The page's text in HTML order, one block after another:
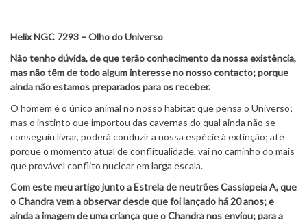
Helix NGC 7293 – Olho do Universo
Não tenho dúvida, de que terão conhecimento da nossa existência,
mas não têm de todo algum interesse no nosso contacto; porque
ainda não estamos preparados para os receber.
O homem é o único animal no nosso habitat que pensa o Universo;
mas o instinto que importou das cavernas do qual ainda não se
conseguiu livrar, poderá conduzir a nossa espécie à extinção; até
porque o momento atual de conflitualidade, vai no caminho do mais
que provável conflito nuclear em larga escala.
Com este meu artigo junto a Estrela de neutrões Cassiopeia A, que
o Chandra vem a observar desde que foi lançado há 20 anos; e
ainda a imagem de uma criança que o Chandra nos enviou; para a